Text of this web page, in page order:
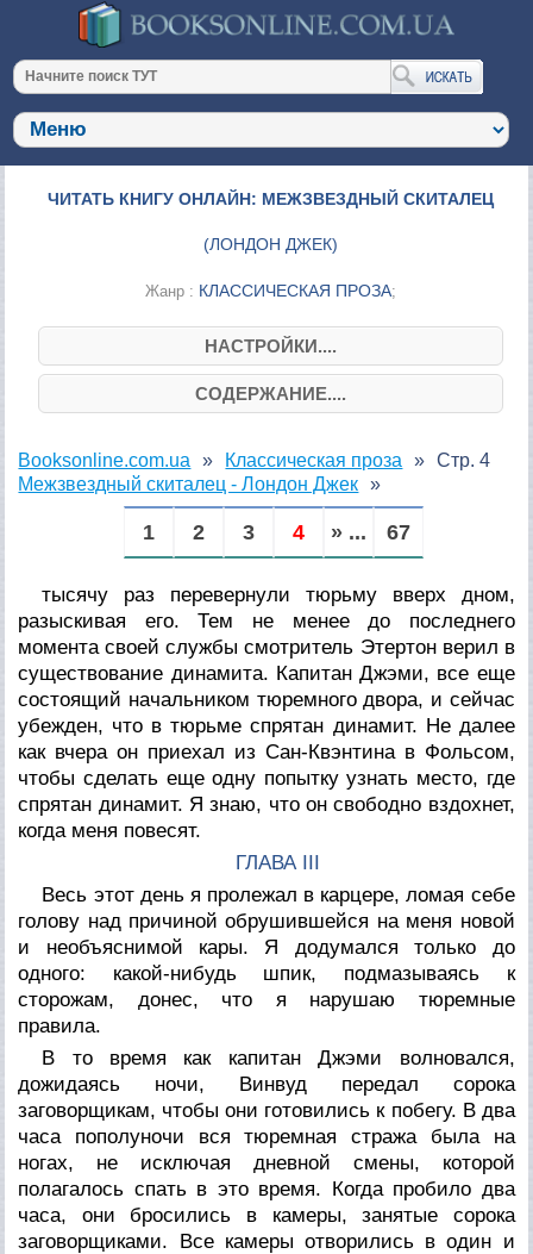
ЧИТАТЬ КНИГУ ОНЛАЙН: МЕЖЗВЕЗДНЫЙ СКИТАЛЕЦ
(ЛОНДОН ДЖЕК)
Жанр : КЛАССИЧЕСКАЯ ПРОЗА;
НАСТРОЙКИ....
СОДЕРЖАНИЕ....
Booksonline.com.ua
Классическая проза
Межзвездный скиталец - Лондон Джек
Стр. 4
1 2 3 4 » ... 67
тысячу раз перевернули тюрьму вверх дном,
разыскивая его. Тем не менее до последнего
момента своей службы смотритель Этертон верил в
существование динамита. Капитан Джэми, все еще
состоящий начальником тюремного двора, и сейчас
убежден, что в тюрьме спрятан динамит. Не далее
как вчера он приехал из Сан-Квэнтина в Фольсом,
чтобы сделать еще одну попытку узнать место, где
спрятан динамит. Я знаю, что он свободно вздохнет,
когда меня повесят.
ГЛАВА III
Весь этот день я пролежал в карцере, ломая себе
голову над причиной обрушившейся на меня новой
и необъяснимой кары. Я додумался только до
одного: какой-нибудь шпик, подмазываясь к
сторожам, донес, что я нарушаю тюремные
правила.
В то время как капитан Джэми волновался,
дожидаясь ночи, Винвуд передал сорока
заговорщикам, чтобы они готовились к побегу. В два
часа пополуночи вся тюремная стража была на
ногах, не исключая дневной смены, которой
полагалось спать в это время. Когда пробило два
часа, они бросились в камеры, занятые сорока
заговорщиками. Все камеры отворились в один и